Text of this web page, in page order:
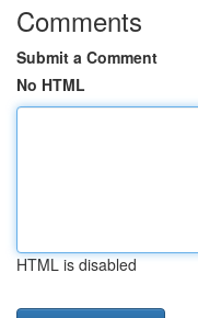
Comments
Submit a Comment
No HTML
HTML is disabled